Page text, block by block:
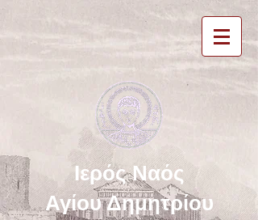
Ιερός Ναός
Αγίου Δημητρίου